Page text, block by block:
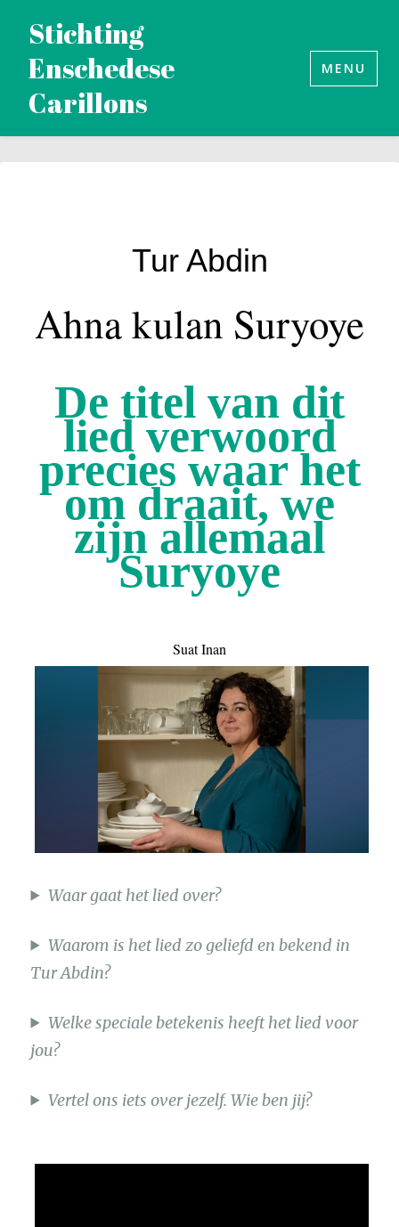
inhoud
springen
Stichting
Enschedese
Carillons
MENU
Tur Abdin
Ahna kulan Suryoye
De titel van dit
lied verwoord
precies waar het
om draait, we
zijn allemaal
Suryoye
Suat Inan
Waar gaat het lied over?
Waarom is het lied zo geliefd en bekend in
Tur Abdin?
Welke speciale betekenis heeft het lied voor
jou?
Vertel ons iets over jezelf. Wie ben jij?